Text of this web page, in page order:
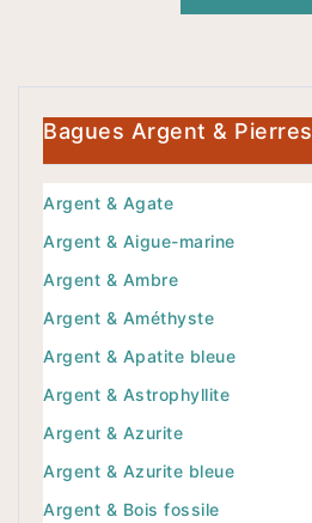
Bagues Argent & Pierres
Argent & Agate
Argent & Aigue-marine
Argent & Ambre
Argent & Améthyste
Argent & Apatite bleue
Argent & Astrophyllite
Argent & Azurite
Argent & Azurite bleue
Argent & Bois fossile